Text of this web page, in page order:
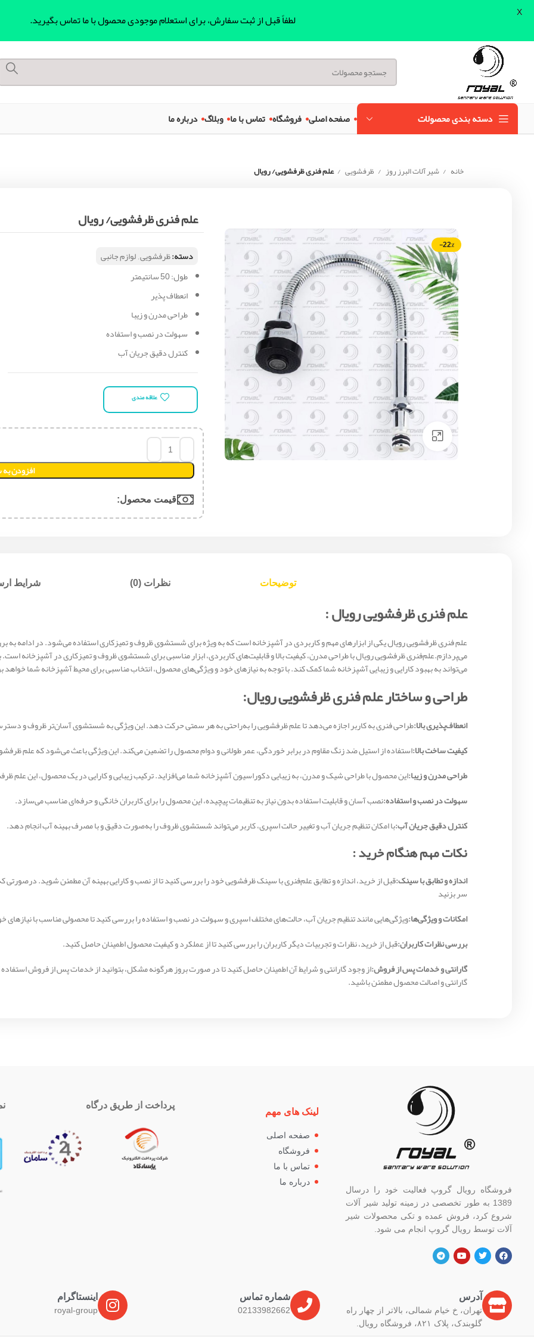
دسته بندی محصولات صفحه اصلی فروشگاه تماس با ما وبلاگ درباره ما
خانه شیر آلات البرز روز ظرفشویی علم فنری ظرفشویی/ رویال
-22%
Click to enlarge
علم فنری ظرفشویی/ رویال
دسته:ظرفشویی,لوازم جانبی
طول: 50 سانتیمتر
انعطاف پذیر
طراحی مدرن و زیبا
سهولت در نصب و استفاده
کنترل دقیق جریان آب
علاقه مندی
افزودن
قیمت محصول:​
توضیحات نظرات (0) شرایط
علم فنری ظرفشویی رویال :
علم فنری ظرفشویی رویال یکی از ابزارهای مهم و کاربردی در آشپزخانه است که به ویژه برای شستشوی ظروف و تمیزکاری استفاده می‌شود. در ادامه به
می‌پردازم.علم‌فنری ظرفشویی رویال با طراحی مدرن، کیفیت بالا و قابلیت‌های کاربردی، ابزار مناسبی برای شستشوی ظروف و تمیزکاری در آشپزخانه
می‌تواند به بهبود کارایی و زیبایی آشپزخانه شما کمک کند. با توجه به نیازهای خود و ویژگی‌های محصول، انتخاب مناسبی برای محیط آشپزخانه شما خواهد
طراحی و ساختار علم فنری ظرفشویی رویال:
انعطاف‌پذیری بالا:طراحی فنری به کاربر اجازه می‌دهد تا علم ظرفشویی را به‌راحتی به هر سمتی حرکت دهد. این ویژگی به شستشوی آسان‌تر ظروف و
کیفیت ساخت بالا:استفاده از استیل ضد زنگ مقاوم در برابر خوردگی، عمر طولانی و دوام محصول را تضمین می‌کند. این ویژگی باعث می‌شود که علم
طراحی مدرن و زیبا:این محصول با طراحی شیک و مدرن، به زیبایی دکوراسیون آشپزخانه شما می‌افزاید. ترکیب زیبایی و کارایی در یک محصول، این علم
سهولت در نصب و استفاده:نصب آسان و قابلیت استفاده بدون نیاز به تنظیمات پیچیده، این محصول را برای کاربران خانگی و حرفه‌ای مناسب می‌سازد.
کنترل دقیق جریان آب:با امکان تنظیم جریان آب و تغییر حالت اسپری، کاربر می‌تواند شستشوی ظروف را به‌صورت دقیق و با مصرف بهینه آب انجام دهد.
نکات مهم هنگام خرید:
اندازه و تطابق با سینک:قبل از خرید، اندازه و تطابق علم‌فنری با سینک ظرفشویی خود را بررسی کنید تا از نصب و کارایی بهینه آن مطمئن شوید.
سر بزنید
امکانات و ویژگی‌ها:ویژگی‌هایی مانند تنظیم جریان آب، حالت‌های مختلف اسپری و سهولت در نصب و استفاده را بررسی کنید تا محصولی مناسب با نیازهای
بررسی نظرات کاربران:قبل از خرید، نظرات و تجربیات دیگر کاربران را بررسی کنید تا از عملکرد و کیفیت محصول اطمینان حاصل کنید.
گارانتی و خدمات پس از فروش:از وجود گارانتی و شرایط آن اطمینان حاصل کنید تا در صورت بروز هرگونه مشکل، بتوانید از خدمات پس از فروش
گارانتی و اصالت محصول مطمئن باشید.
فروشگاه رویال گروپ فعالیت خود را درسال
1389 به طور تخصصی در زمینه تولید شیر آلات
شروع کرد، فروش عمده و تکی محصولات شیر
آلات توسط رویال گروپ انجام می شود.
لینک های مهم
صفحه اصلی
فروشگاه
تماس با ما
درباره ما
پرداخت از طریق درگاه
آدرس
تهران، خ خیام شمالی، بالاتر از چهار راه
گلوبندک، پلاک ۸۲۱، فروشگاه رویال.
شماره تماس
02133982662
اینستاگرام
royal-group
لطفاً قبل از ثبت سفارش، برای استعلام موجودی محصول با ما تماس بگیرید. X